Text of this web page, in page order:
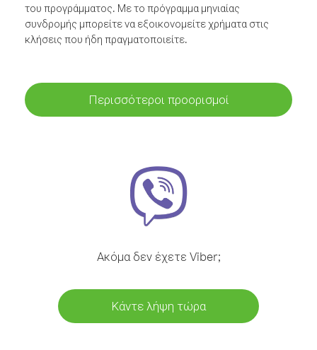
του προγράμματος. Με το πρόγραμμα μηνιαίας
συνδρομής μπορείτε να εξοικονομείτε χρήματα στις
κλήσεις που ήδη πραγματοποιείτε.
Περισσότεροι προορισμοί
Ακόμα δεν έχετε Viber;
Κάντε λήψη τώρα